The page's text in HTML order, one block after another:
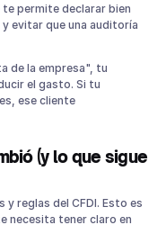
en restaurantes
restaurante en
en el momento?
global?
permite declarar bien
evitar que una auditoría
de la empresa", tu
el gasto. Si tu
ese cliente
(y lo que sigue
reglas del CFDI. Esto es
necesita tener claro en